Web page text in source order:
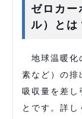
ゼロカー
ル）とは
地球温暖化
素など）の排
吸収量を差し
とです。詳